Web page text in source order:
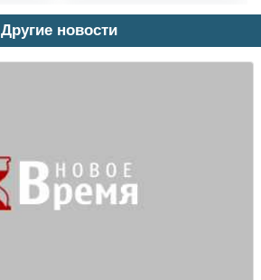
Другие новости